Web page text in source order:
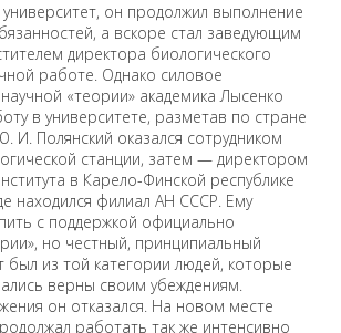
он продолжил выполнение
а вскоре стал заведующим
директора биологического
работе. Однако силовое
«теории» академика Лысенко
в университете, разметав по стране
И. Полянский оказался сотрудником
станции, затем — директором
в Карело-Финской республике
находился филиал АН СССР. Ему
с поддержкой официально
но честный, принципиальный
был из той категории людей, которые
верны своим убеждениям.
он отказался. На новом месте
работать так же интенсивно